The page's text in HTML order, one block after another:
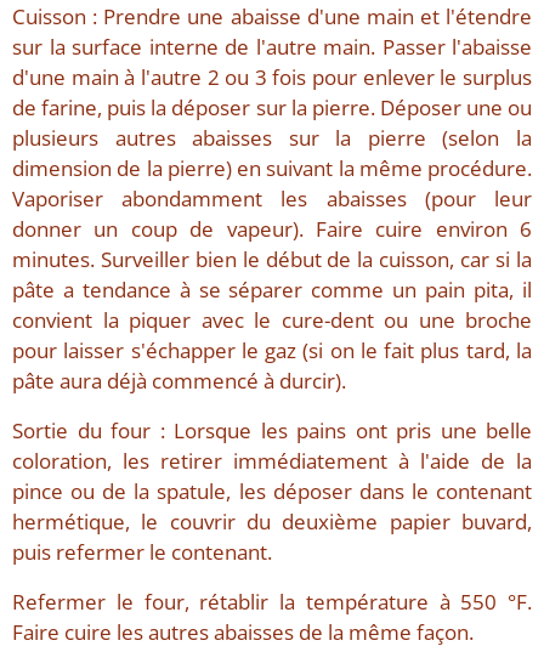
Cuisson : Prendre une abaisse d'une main et l'étendre
sur la surface interne de l'autre main. Passer l'abaisse
d'une main à l'autre 2 ou 3 fois pour enlever le surplus
de farine, puis la déposer sur la pierre. Déposer une ou
plusieurs autres abaisses sur la pierre (selon la
dimension de la pierre) en suivant la même procédure.
Vaporiser abondamment les abaisses (pour leur
donner un coup de vapeur). Faire cuire environ 6
minutes. Surveiller bien le début de la cuisson, car si la
pâte a tendance à se séparer comme un pain pita, il
convient la piquer avec le cure-dent ou une broche
pour laisser s'échapper le gaz (si on le fait plus tard, la
pâte aura déjà commencé à durcir).
Sortie du four : Lorsque les pains ont pris une belle
coloration, les retirer immédiatement à l'aide de la
pince ou de la spatule, les déposer dans le contenant
hermétique, le couvrir du deuxième papier buvard,
puis refermer le contenant.
Refermer le four, rétablir la température à 550 °F.
Faire cuire les autres abaisses de la même façon.